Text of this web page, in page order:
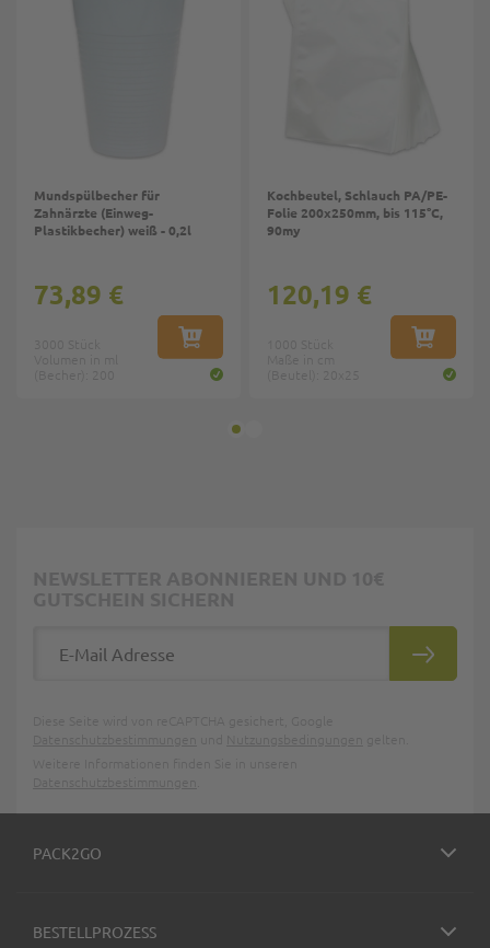
Mundspülbecher für
Zahnärzte (Einweg-
Plastikbecher) weiß - 0,2l
IN DEN WARENKORB
73,89 €
Kochbeutel, Schlauch PA/PE-
Folie 200x250mm, bis 115°C,
90my
IN DEN
120,19 €
PACK2GO
BESTELLPROZESS